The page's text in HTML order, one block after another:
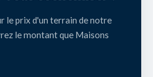
le prix d'un terrain de notre
le montant que Maisons